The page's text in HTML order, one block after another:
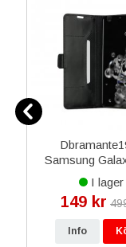
Samsung
Ultra
Svart
I lager
149 kr
Info